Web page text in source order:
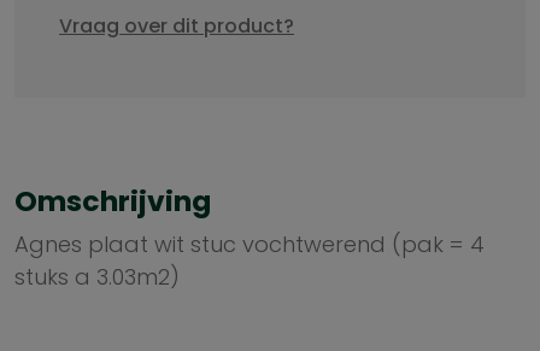
Vraag over dit product?
Omschrijving
Agnes plaat wit stuc vochtwerend (pak = 4
stuks a 3.03m2)